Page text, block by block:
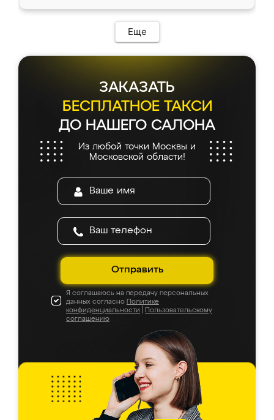
Еще
ЗАКАЗАТЬ
БЕСПЛАТНОЕ ТАКСИ
ДО НАШЕГО САЛОНА
Из любой точки Москвы и
Московской области!
Отправить
Я соглашаюсь на передачу персональных
данных согласно Политике
конфиденциальности
Пользовательскому
соглашению